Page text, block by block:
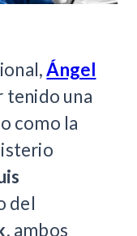
Ángel
tenido una
como la
del
, ambos